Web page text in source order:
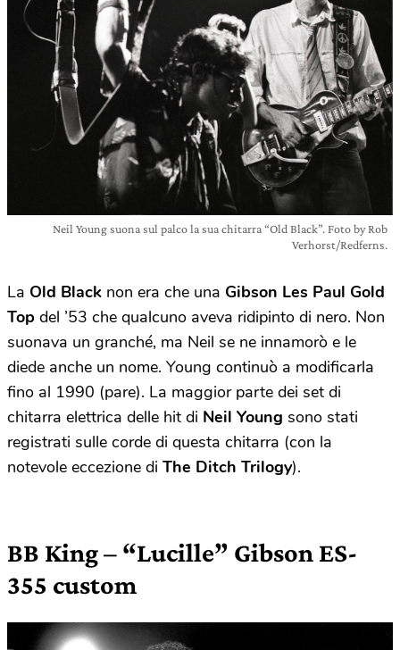
Neil Young suona sul palco la sua chitarra “Old Black”. Foto by Rob
Verhorst/Redferns.
La Old Black non era che una Gibson Les Paul Gold
Top del ’53 che qualcuno aveva ridipinto di nero. Non
suonava un granché, ma Neil se ne innamorò e le
diede anche un nome. Young continuò a modificarla
fino al 1990 (pare). La maggior parte dei set di
chitarra elettrica delle hit di Neil Young sono stati
registrati sulle corde di questa chitarra (con la
notevole eccezione di The Ditch Trilogy).
BB King – “Lucille” Gibson ES-
355 custom